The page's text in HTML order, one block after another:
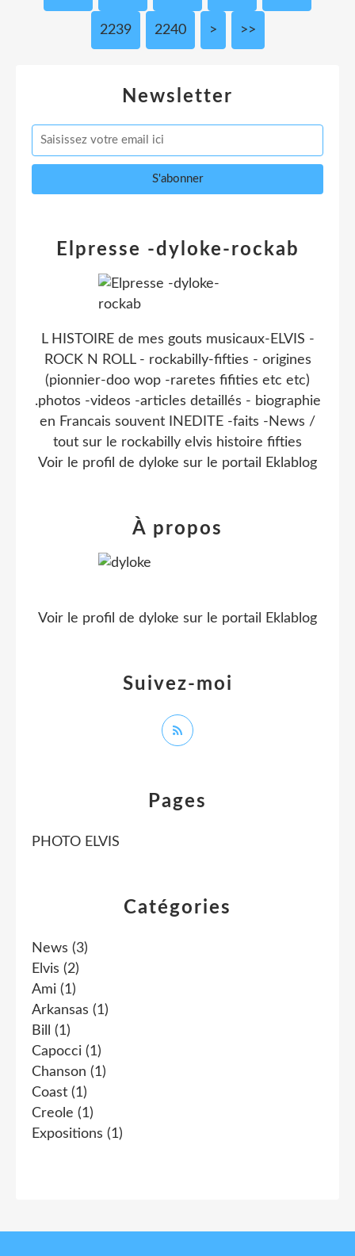
2239 2240 2250
2260
2270
2280
2290
2300
2400
2500
2600
2700
2800
2900
3000
> >>
Newsletter
Catégories
News (3)
Elvis (2)
Ami (1)
Arkansas (1)
Bill
(1)
Capocci (1)
Chanson (1)
Coast (1)
Creole (1)
Expositions (1)
Pages
PHOTO ELVIS
Elpresse -dyloke-rockab
L HISTOIRE de mes gouts musicaux-ELVIS -
ROCK N ROLL - rockabilly-fifties - origines
(pionnier-doo wop -raretes fifities etc etc)
.photos -videos -articles detaillés - biographie
en Francais souvent INEDITE -faits -News /
tout sur le rockabilly elvis histoire fifties
Voir le profil de dyloke sur le portail Eklablog
Suivez-moi
À propos
Voir le profil de dyloke sur le portail Eklablog